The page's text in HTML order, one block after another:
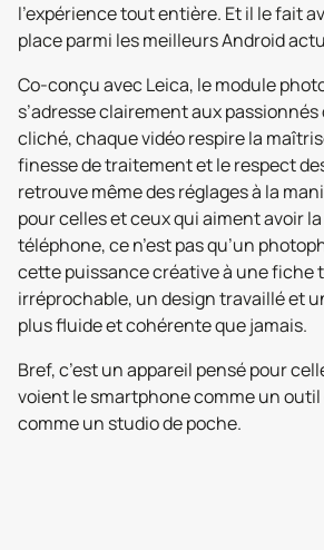
l’expérience tout entière. Et il le fait
place parmi les meilleurs Android
Co-conçu avec Leica, le module
s’adresse clairement aux passionnés
cliché, chaque vidéo respire la
finesse de traitement et le respect
retrouve même des réglages à la
pour celles et ceux qui aiment avoir
téléphone, ce n’est pas qu’un
cette puissance créative à une fiche
irréprochable, un design travaillé et
plus fluide et cohérente que jamais.
Bref, c’est un appareil pensé pour
voient le smartphone comme un outil
comme un studio de poche.